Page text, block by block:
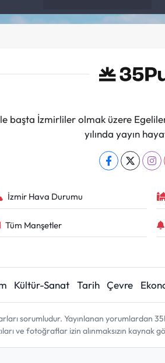
başta İzmirliler olmak üzere
yılında yayın
İzmir Hava Durumu
Tüm Manşetler
Kültür-Sanat Tarih Çevre
sorumludur. Yayınlanan yorumlardan
ve fotoğraflar izin alınmaksızın